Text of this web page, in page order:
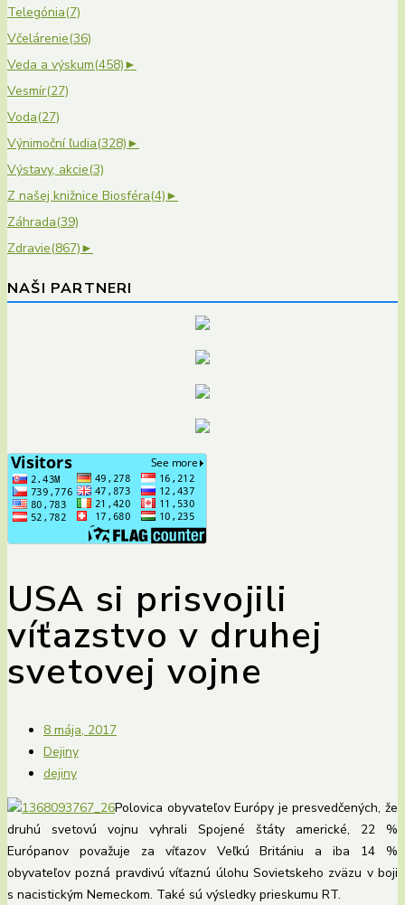
Telegónia(7)
Včelárenie(36)
Veda a výskum(458)►
Vesmír(27)
Voda(27)
Výnimoční ľudia(328)►
Výstavy, akcie(3)
Z našej knižnice Biosféra(4)►
Záhrada(39)
Zdravie(867)►
NAŠI PARTNERI
USA si prisvojili
víťazstvo v druhej
svetovej vojne
8 mája, 2017
Dejiny
dejiny
Polovica obyvateľov Európy je presvedčených, že
druhú svetovú vojnu vyhrali Spojené štáty americké, 22 %
Európanov považuje za víťazov Veľkú Britániu a iba 14 %
obyvateľov pozná pravdivú víťaznú úlohu Sovietskeho zväzu v boji
s nacistickým Nemeckom. Také sú výsledky prieskumu RT.